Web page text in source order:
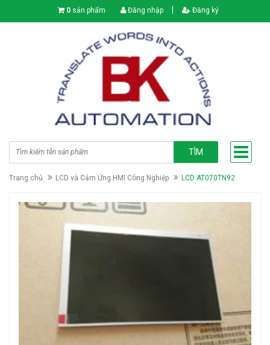
0 sản phẩm Đăng nhập Đăng ký
TÌM
Trang chủ LCD và Cảm Ứng HMI Công Nghiệp LCD AT070TN92